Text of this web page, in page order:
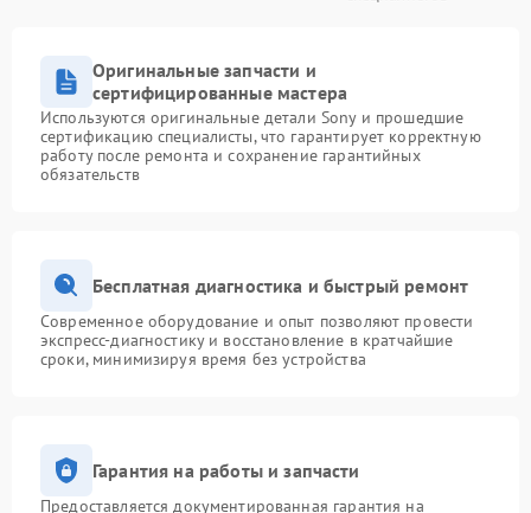
Оригинальные запчасти и
сертифицированные мастера
Используются оригинальные детали Sony и прошедшие
сертификацию специалисты, что гарантирует корректную
работу после ремонта и сохранение гарантийных
обязательств
Бесплатная диагностика и быстрый ремонт
Современное оборудование и опыт позволяют провести
экспресс-диагностику и восстановление в кратчайшие
сроки, минимизируя время без устройства
Гарантия на работы и запчасти
Предоставляется документированная гарантия на